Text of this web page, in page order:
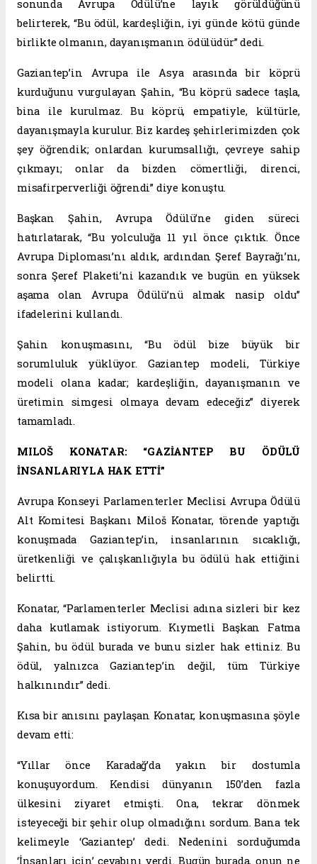
sonunda Avrupa Ödülü’ne layık görüldüğünü
belirterek, “Bu ödül, kardeşliğin, iyi günde kötü günde
birlikte olmanın, dayanışmanın ödülüdür” dedi.
Gaziantep’in Avrupa ile Asya arasında bir köprü
kurduğunu vurgulayan Şahin, “Bu köprü sadece taşla,
bina ile kurulmaz. Bu köprü, empatiyle, kültürle,
dayanışmayla kurulur. Biz kardeş şehirlerimizden çok
şey öğrendik; onlardan kurumsallığı, çevreye sahip
çıkmayı; onlar da bizden cömertliği, direnci,
misafirperverliği öğrendi” diye konuştu.
Başkan Şahin, Avrupa Ödülü’ne giden süreci
hatırlatarak, “Bu yolculuğa 11 yıl önce çıktık. Önce
Avrupa Diploması’nı aldık, ardından Şeref Bayrağı’nı,
sonra Şeref Plaketi’ni kazandık ve bugün en yüksek
aşama olan Avrupa Ödülü’nü almak nasip oldu”
ifadelerini kullandı.
Şahin konuşmasını, “Bu ödül bize büyük bir
sorumluluk yüklüyor. Gaziantep modeli, Türkiye
modeli olana kadar; kardeşliğin, dayanışmanın ve
üretimin simgesi olmaya devam edeceğiz” diyerek
tamamladı.
MILOŠ KONATAR: “GAZİANTEP BU ÖDÜLÜ
İNSANLARIYLA HAK ETTİ”
Avrupa Konseyi Parlamenterler Meclisi Avrupa Ödülü
Alt Komitesi Başkanı Miloš Konatar, törende yaptığı
konuşmada Gaziantep’in, insanlarının sıcaklığı,
üretkenliği ve çalışkanlığıyla bu ödülü hak ettiğini
belirtti.
Konatar, “Parlamenterler Meclisi adına sizleri bir kez
daha kutlamak istiyorum. Kıymetli Başkan Fatma
Şahin, bu ödül burada ve bunu sizler hak ettiniz. Bu
ödül, yalnızca Gaziantep’in değil, tüm Türkiye
halkınındır” dedi.
Kısa bir anısını paylaşan Konatar, konuşmasına şöyle
devam etti:
“Yıllar önce Karadağ’da yakın bir dostumla
konuşuyordum. Kendisi dünyanın 150’den fazla
ülkesini ziyaret etmişti. Ona, tekrar dönmek
isteyeceği bir şehir olup olmadığını sordum. Bana tek
kelimeyle ‘Gaziantep’ dedi. Nedenini sorduğumda
‘İnsanları için’ cevabını verdi. Bugün burada, onun ne